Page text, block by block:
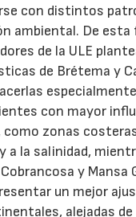
con distintos
ambiental. De esta
de la ULE
de Brétema y
con mayor
como zonas
a la salinidad,
y Mansa
un mejor
alejadas